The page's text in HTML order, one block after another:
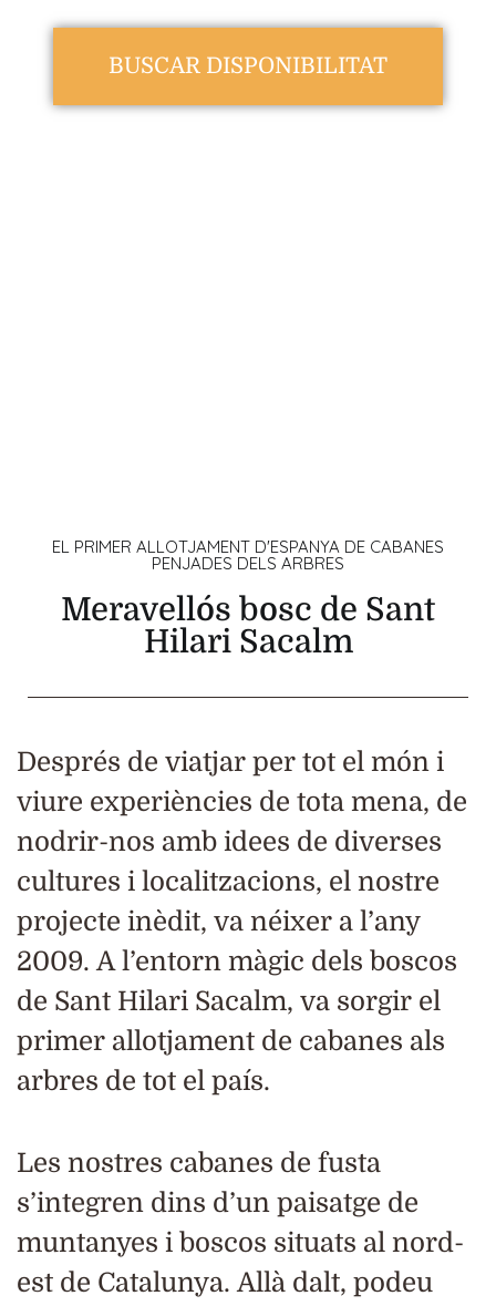
BUSCAR DISPONIBILITAT
EL PRIMER ALLOTJAMENT D'ESPANYA DE CABANES
PENJADES DELS ARBRES
Meravellós bosc de Sant
Hilari Sacalm
Després de viatjar per tot el món i
viure experiències de tota mena, de
nodrir-nos amb idees de diverses
cultures i localitzacions, el nostre
projecte inèdit, va néixer a l’any
2009. A l’entorn màgic dels boscos
de Sant Hilari Sacalm, va sorgir el
primer allotjament de cabanes als
arbres de tot el país.
Les nostres cabanes de fusta
s’integren dins d’un paisatge de
muntanyes i boscos situats al nord-
est de Catalunya. Allà dalt, podeu